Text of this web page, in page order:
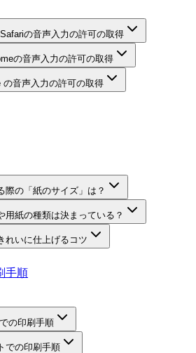
の音声入力の許可の取得
の音声入力の許可の取得
の音声入力の許可の取得
際の「紙のサイズ」は？
用紙の種類は決まっている？
れいに仕上げるコツ
手順
の印刷手順
での印刷手順